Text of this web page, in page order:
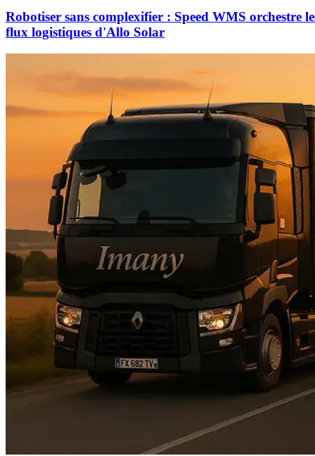
Robotiser sans complexifier : Speed WMS orchestre
flux logistiques d'Allo Solar